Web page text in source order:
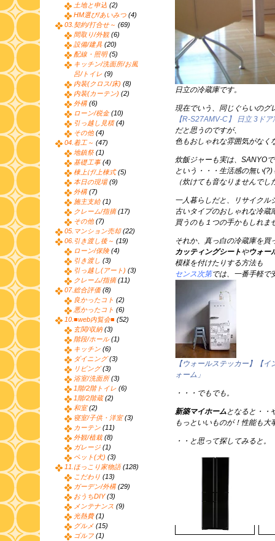
日立の冷蔵庫です。
現在でいう、同じぐらいのグ
【R-S27AMV-C】 日立 3ド
だと思うのですが、
色もおしゃれな雰囲気がなく
炊飯ジャーも実は、SANYO
という・・・生活感の無い
（炊けても音なりませんでし
一人暮らしだと、リサイクル
古いタイプのおしゃれな冷蔵
買うのも１つの手かもしれま
それか、真っ白の冷蔵庫を買
カッティングシートやウォー
模様を付けたりする方法も
センス次第では、一番手軽で
【ウォールステッカー】【
ォーム」
・・・でもでも。
新築マイホームとなると・・
もっといいものが！性能も大
・・と思って探してみると。
土地と申込 (2)
HM選び/あいみつ (4)
03.契約/打合せ～ (69)
間取り/外観 (6)
設備/建具 (20)
配線・照明(5)
キッチン/洗面所/お風
呂/トイレ (9)
内装(クロス/床) (8)
内装(カーテン) (2)
外構(6)
ローン/税金(10)
引っ越し見積(4)
その他 (4)
04.着工～ (47)
地鎮祭 (1)
基礎工事(4)
棟上げ/上棟式(5)
本日の現場(9)
外構(7)
施主支給(1)
クレーム/指摘(17)
その他 (7)
05.マンション売却(22)
06.引き渡し後～ (19)
ローン/保険(4)
引き渡し (3)
引っ越し(アート) (3)
クレーム/指摘(11)
07.総合評価(8)
良かったコト (2)
悪かったコト (6)
10.■web内覧会■ (52)
玄関/収納(3)
階段/ホール(1)
キッチン (6)
ダイニング(3)
リビング(3)
浴室/洗面所(3)
1階/2階トイレ (6)
1階/2階蔵(2)
和室(2)
寝室/子供・洋室(3)
カーテン (11)
外観/植栽(8)
ガレージ (1)
ペット(犬) (3)
11.ほっこり家物語(128)
こだわり (13)
ガーデン/外構(29)
おうちDIY(3)
メンテナンス (9)
光熱費(1)
グルメ (15)
ゴルフ (1)